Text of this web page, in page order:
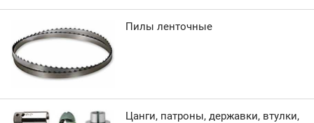
Пилы ленточные
Цанги, патроны, державки, втулки,